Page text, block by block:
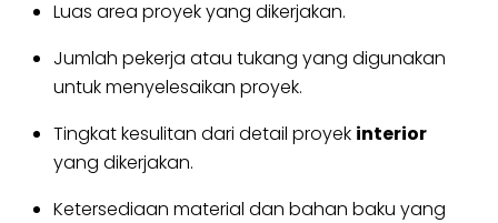
Luas area proyek yang dikerjakan.
Jumlah pekerja atau tukang yang digunakan
untuk menyelesaikan proyek.
Tingkat kesulitan dari detail proyek interior
yang dikerjakan.
Ketersediaan material dan bahan baku yang